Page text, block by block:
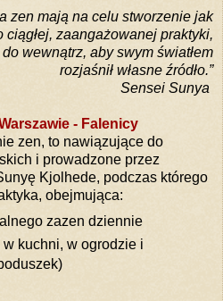
zen mają na celu stworzenie jak
zaangażowanej praktyki,
wewnątrz, aby swym światłem
rozjaśnił własne źródło.”
Sensei Sunya
- Falenicy
zen, to nawiązujące do
i prowadzone przez
Kjolhede, podczas którego
obejmująca:
zazen dziennie
kuchni, w ogrodzie i